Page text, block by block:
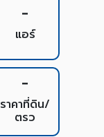
-
แอร์
-
ราคาที่ดิน/
ตรว